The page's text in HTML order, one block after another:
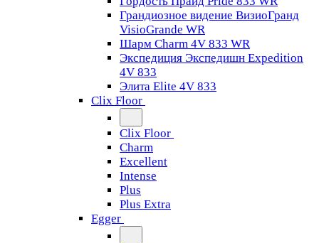
Грандиозное видение ВизиоГранд
VisioGrande WR
Шарм Charm 4V 833 WR
Экспедиция Экспедишн Expedition
4V 833
Элита Elite 4V 833
Clix Floor
Clix Floor
Charm
Excellent
Intense
Plus
Plus Extra
Egger